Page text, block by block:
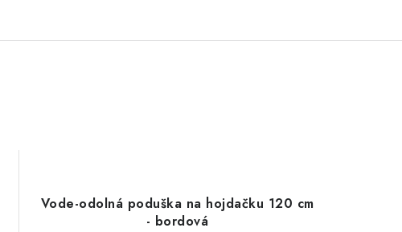
Vode-odolná poduška na hojdačku 120 cm
- bordová